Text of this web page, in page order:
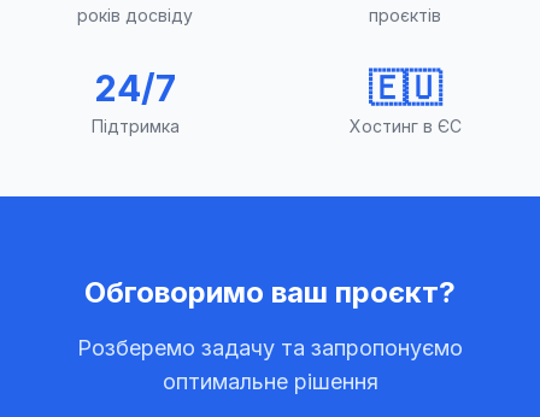
років досвіду проєктів
24/7
Підтримка
🇪🇺
Хостинг в ЄС
Обговоримо ваш проєкт?
Розберемо задачу та запропонуємо
оптимальне рішення